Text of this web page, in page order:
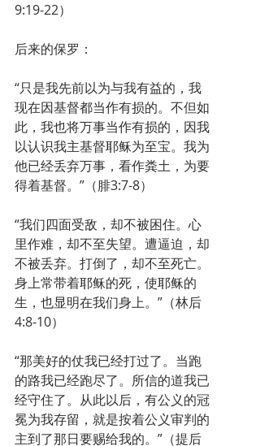
9:19-22）
后来的保罗：
“只是我先前以为与我有益的，我
现在因基督都当作有损的。不但如
此，我也将万事当作有损的，因我
以认识我主基督耶稣为至宝。我为
他已经丢弃万事，看作粪土，为要
得着基督。”（腓3:7-8）
“我们四面受敌，却不被困住。心
里作难，却不至失望。遭逼迫，却
不被丢弃。打倒了，却不至死亡。
身上常带着耶稣的死，使耶稣的
生，也显明在我们身上。”（林后
4:8-10）
“那美好的仗我已经打过了。当跑
的路我已经跑尽了。所信的道我已
经守住了。从此以后，有公义的冠
冕为我存留，就是按着公义审判的
主到了那日要赐给我的。”（提后